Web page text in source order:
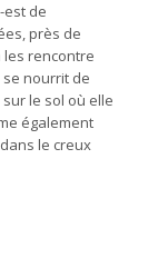
est de
près de
les rencontre
nourrit de
le sol où elle
également
le creux